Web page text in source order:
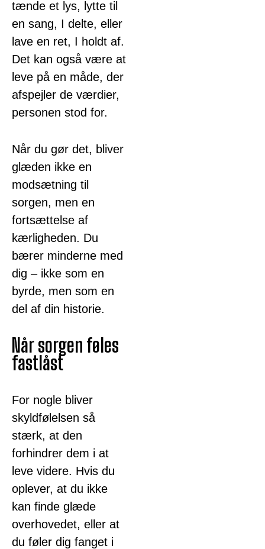
tænde et lys, lytte til
en sang, I delte, eller
lave en ret, I holdt af.
Det kan også være at
leve på en måde, der
afspejler de værdier,
personen stod for.
Når du gør det, bliver
glæden ikke en
modsætning til
sorgen, men en
fortsættelse af
kærligheden. Du
bærer minderne med
dig – ikke som en
byrde, men som en
del af din historie.
Når sorgen føles
fastlåst
For nogle bliver
skyldfølelsen så
stærk, at den
forhindrer dem i at
leve videre. Hvis du
oplever, at du ikke
kan finde glæde
overhovedet, eller at
du føler dig fanget i